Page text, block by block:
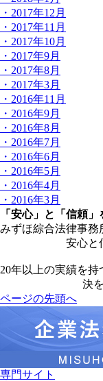
・2017年12月
・2017年11月
・2017年10月
・2017年9月
・2017年8月
・2017年3月
・2016年11月
・2016年9月
・2016年8月
・2016年7月
・2016年6月
・2016年5月
・2016年4月
・2016年3月
「安心」と「信頼」
みずほ綜合法律事務
安心と
20年以上の実績を
決
ページの先頭へ
専門サイト